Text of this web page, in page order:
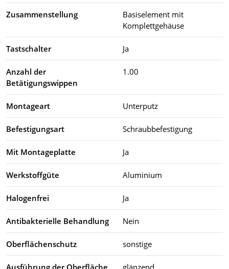
Zusammenstellung
Basiselement mit
Komplettgehäuse
Tastschalter Ja
Anzahl der
Betätigungswippen
1.00
Montageart Unterputz
Befestigungsart Schraubbefestigung
Mit Montageplatte Ja
Werkstoffgüte Aluminium
Halogenfrei Ja
Antibakterielle Behandlung Nein
Oberflächenschutz sonstige